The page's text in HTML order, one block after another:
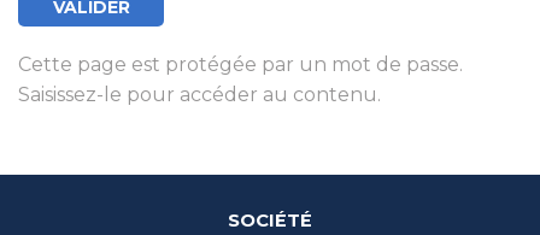
Cette page est protégée par un mot de passe.
Saisissez-le pour accéder au contenu.
SOCIÉTÉ